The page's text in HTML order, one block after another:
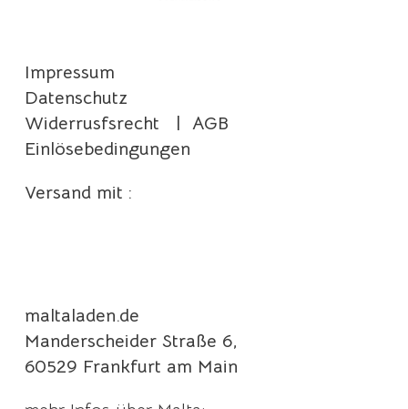
Impressum
Datenschutz
Widerrusfsrecht
AGB
Einlösebedingungen
Versand mit :
maltaladen.de
Manderscheider Straße 6,
60529 Frankfurt am Main